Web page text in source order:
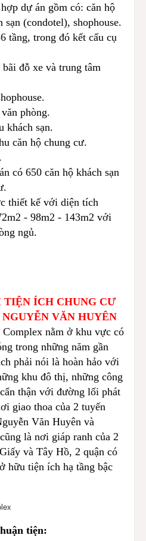
dự án gồm có: căn hộ
sạn (condotel), shophouse.
tầng, trong đó kết cấu cụ
đỗ xe và trung tâm
phòng.
khách sạn.
căn hộ chung cư.
có 650 căn hộ khách sạn
thiết kế với diện tích
- 98m2 - 143m2 với
ngủ.
ÍCH CHUNG CƯ
VĂN HUYÊN
Complex nằm ở khu vực có
trong những năm gần
phải nói là hoàn hảo với
khu đô thị, những công
thận với đường lối phát
giao thoa của 2 tuyến
Văn Huyên và
là nơi giáp ranh của 2
và Tây Hồ, 2 quận có
hữu tiện ích hạ tầng bậc
tiện: